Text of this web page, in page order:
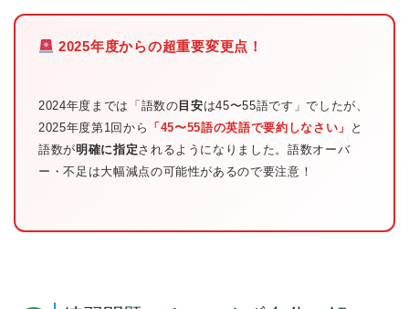
2025年度からの超重要変更点！
2024年度までは「語数の 目安は45〜55語です」でしたが、
2025年度第1回から 「45〜55語の英語で要約しなさい」
と
語数が明確に指定されるようになりました。語数オーバ
ー・不足は大幅減点の可能性があるので要注意！